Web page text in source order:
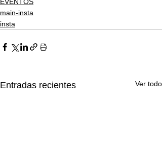
main-insta
insta
Entradas recientes Ver todo